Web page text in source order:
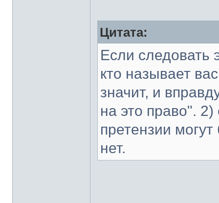
Цитата:
Если следовать
кто называет
значит, и
на это право".
претензии
нет.